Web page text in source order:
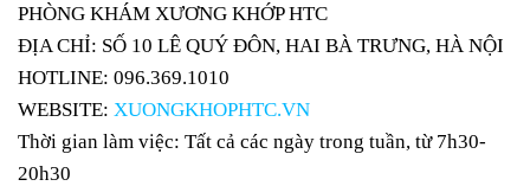
PHÒNG KHÁM XƯƠNG KHỚP HTC
ĐỊA CHỈ: SỐ 10 LÊ QUÝ ĐÔN, HAI BÀ TRƯNG, HÀ NỘI
HOTLINE: 096.369.1010
WEBSITE: XUONGKHOPHTC.VN
Thời gian làm việc: Tất cả các ngày trong tuần, từ 7h30-
20h30